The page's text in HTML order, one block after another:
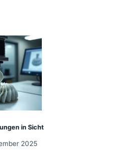
in Sicht
2025